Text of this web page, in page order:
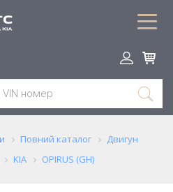
Повний каталог
Двигун
KIA OPIRUS (GH)